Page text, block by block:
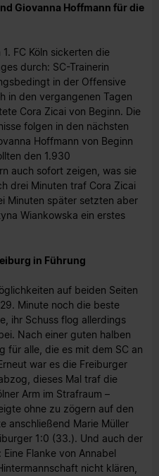
Giovanna Hoffmann für die
FC Köln sickerten die
durch: SC-Trainerin
in der Offensive
in den vergangenen Tagen
Cora Zicai von Beginn. Die
folgen in den nächsten
Hoffmann von Beginn
den 1.930
auch sofort zeigen, was sie
drei Minuten traf Cora Zicai
Minuten später setzten aber
Wiankowska ein erstes
in Führung
auf beiden Seiten
Minute noch die beste
ihr Schuss flog allerdings
Nach einer guten halben
für alle, die es mit dem SC an
war es die Freiburger
dieses Mal traf die
Arm im Strafraum –
ohne zu zögern auf den
anschließend Marie Müller
1:0 (33.). Und auch der
Flanke von Annabel
nicht klären,